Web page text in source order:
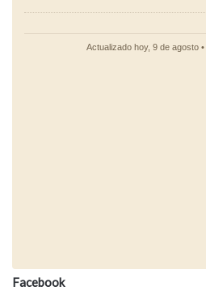
Facebook